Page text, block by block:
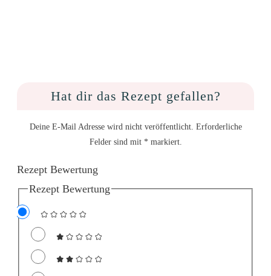
Hat dir das Rezept gefallen?
Deine E-Mail Adresse wird nicht veröffentlicht. Erforderliche
Felder sind mit * markiert.
Rezept Bewertung
Rezept Bewertung